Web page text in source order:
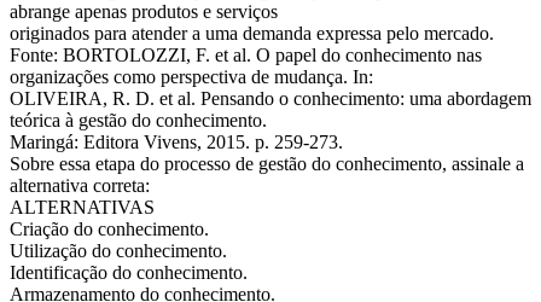
abrange apenas produtos e serviços
originados para atender a uma demanda expressa pelo mercado.
Fonte: BORTOLOZZI, F. et al. O papel do conhecimento nas
organizações como perspectiva de mudança. In:
OLIVEIRA, R. D. et al. Pensando o conhecimento: uma abordagem
teórica à gestão do conhecimento.
Maringá: Editora Vivens, 2015. p. 259-273.
Sobre essa etapa do processo de gestão do conhecimento, assinale a
alternativa correta:
ALTERNATIVAS
Criação do conhecimento.
Utilização do conhecimento.
Identificação do conhecimento.
Armazenamento do conhecimento.